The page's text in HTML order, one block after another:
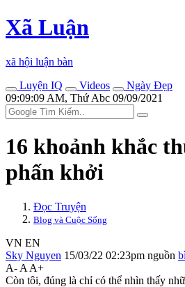
Xã Luận
xã hội luận bàn
Luyện IQ
Videos
Ngày Đẹp
09:09:09 AM, Thứ Abc 09/09/2021
16 khoảnh khắc
phấn khởi
Đọc Truyện
Blog và Cuộc Sống
VN EN
Sky Nguyen 15/03/22 02:23pm nguồn
A- A A+
Còn tôi, đúng là chỉ có thể nhìn thấy